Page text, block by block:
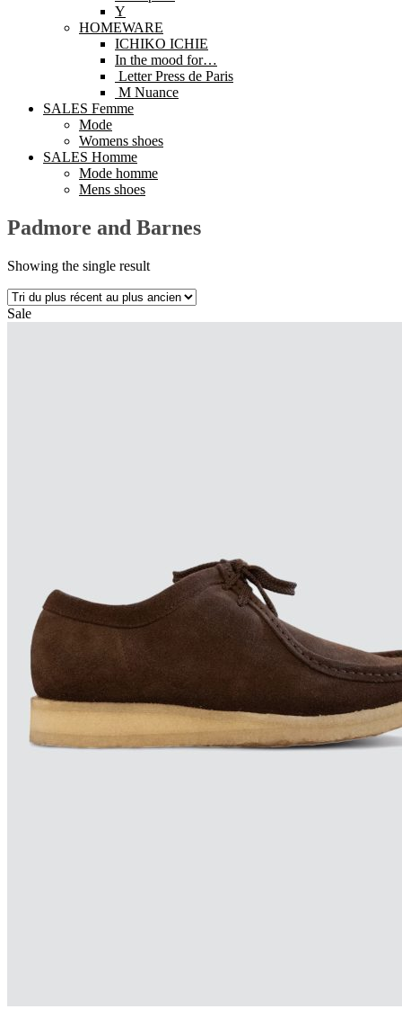
Y
HOMEWARE
ICHIKO ICHIE
In the mood for…
Letter Press de Paris
M Nuance
SALES Femme
Mode
Womens shoes
SALES Homme
Mode homme
Mens shoes
Padmore and Barnes
Showing the single result
Sale